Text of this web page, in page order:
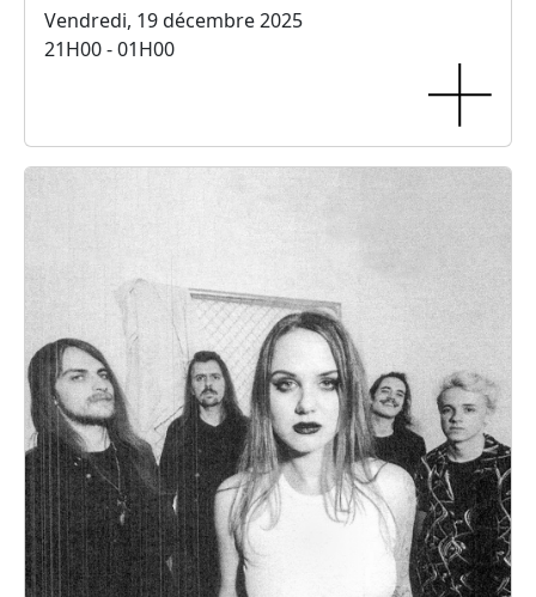
Vendredi, 19 décembre 2025
21H00 - 01H00